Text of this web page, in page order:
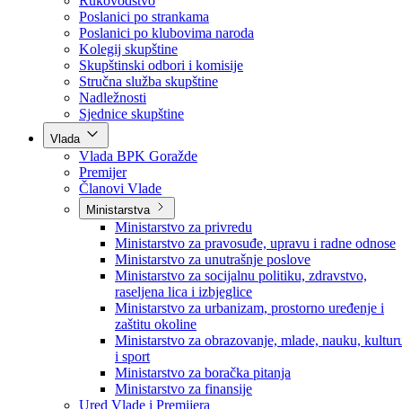
Skupština
Skupština BPK Goražde
Rukovodstvo
Poslanici po strankama
Poslanici po klubovima naroda
Kolegij skupštine
Skupštinski odbori i komisije
Stručna služba skupštine
Nadležnosti
Sjednice skupštine
Vlada
Vlada BPK Goražde
Premijer
Članovi Vlade
Ministarstva
Ministarstvo za privredu
Ministarstvo za pravosuđe, upravu i radne odnose
Ministarstvo za unutrašnje poslove
Ministarstvo za socijalnu politiku, zdravstvo,
raseljena lica i izbjeglice
Ministarstvo za urbanizam, prostorno uređenje i
zaštitu okoline
Ministarstvo za obrazovanje, mlade, nauku,
i sport